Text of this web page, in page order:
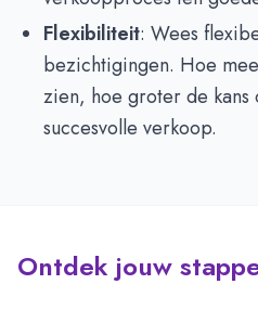
Flexibiliteit: Wees
bezichtigingen. Hoe
zien, hoe groter de kans
succesvolle verkoop.
Ontdek jouw